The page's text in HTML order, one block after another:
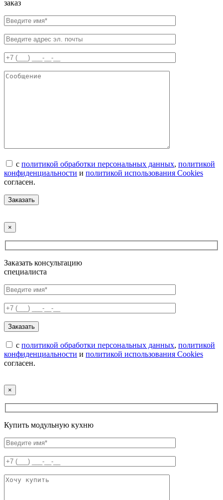
заказ
с политикой обработки персональных данных, политикой
конфиденциальности и политикой использования Cookies
согласен.
×
Заказать консультацию
специалиста
с политикой обработки персональных данных, политикой
конфиденциальности и политикой использования Cookies
согласен.
×
Купить модульную кухню